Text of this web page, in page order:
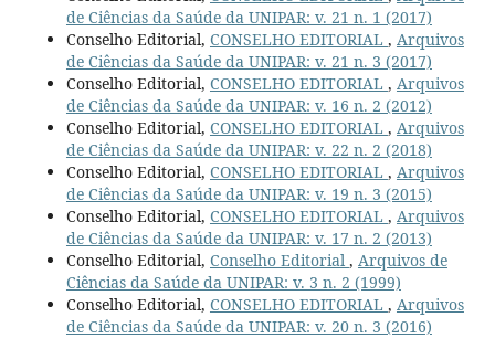
de Ciências da Saúde da UNIPAR: v. 21 n. 1 (2017)
Conselho Editorial, CONSELHO EDITORIAL , Arquivos
de Ciências da Saúde da UNIPAR: v. 21 n. 3 (2017)
Conselho Editorial, CONSELHO EDITORIAL , Arquivos
de Ciências da Saúde da UNIPAR: v. 16 n. 2 (2012)
Conselho Editorial, CONSELHO EDITORIAL , Arquivos
de Ciências da Saúde da UNIPAR: v. 22 n. 2 (2018)
Conselho Editorial, CONSELHO EDITORIAL , Arquivos
de Ciências da Saúde da UNIPAR: v. 19 n. 3 (2015)
Conselho Editorial, CONSELHO EDITORIAL , Arquivos
de Ciências da Saúde da UNIPAR: v. 17 n. 2 (2013)
Conselho Editorial, Conselho Editorial , Arquivos de
Ciências da Saúde da UNIPAR: v. 3 n. 2 (1999)
Conselho Editorial, CONSELHO EDITORIAL , Arquivos
de Ciências da Saúde da UNIPAR: v. 20 n. 3 (2016)